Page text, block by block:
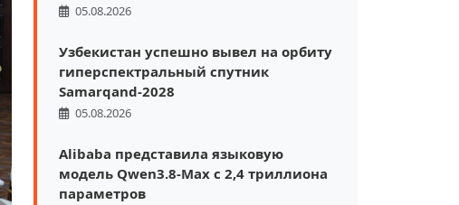
05.08.2026
Узбекистан успешно вывел на орбиту
гиперспектральный спутник
Samarqand-2028
05.08.2026
Alibaba представила языковую
модель Qwen3.8-Max с 2,4 триллиона
параметров